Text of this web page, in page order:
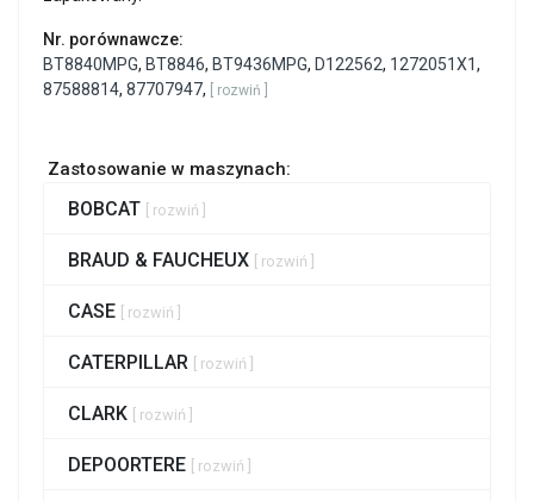
Nr. porównawcze:
BT8840MPG, BT8846, BT9436MPG, D122562, 1272051X1,
87588814, 87707947, [ rozwiń ]
Zastosowanie w maszynach:
BOBCAT [ rozwiń ]
BRAUD & FAUCHEUX [ rozwiń ]
CASE [ rozwiń ]
CATERPILLAR [ rozwiń ]
CLARK [ rozwiń ]
DEPOORTERE [ rozwiń ]